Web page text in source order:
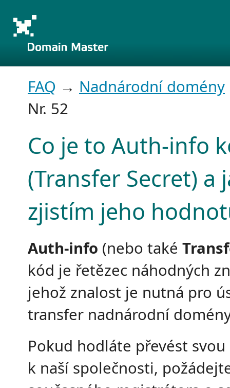
FAQ → Nadnárodní domény
Nr. 52
Co je to Auth-info
(Transfer Secret) a
zjistím jeho
Auth-info (nebo také
kód je řetězec náhodných
jehož znalost je nutná pro
transfer nadnárodní
Pokud hodláte převést
k naší společnosti,